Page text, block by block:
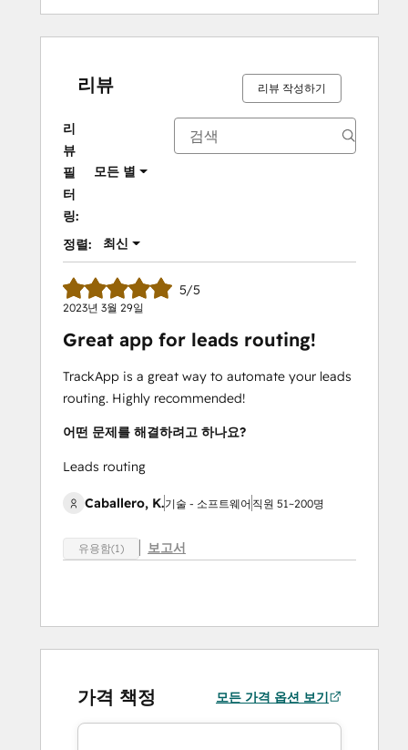
리뷰 리뷰 작성하기
리
뷰
필
터
링:
모든 별
정렬: 최신
5/5
2023년 3월 29일
Great app for leads routing!
TrackApp is a great way to automate your leads
routing. Highly recommended!
어떤 문제를 해결하려고 하나요?
Leads routing
Caballero, K.기술 - 소프트웨어 직원 51~200명
유용함(1) 보고서
가격 책정 모든 가격 옵션 보기